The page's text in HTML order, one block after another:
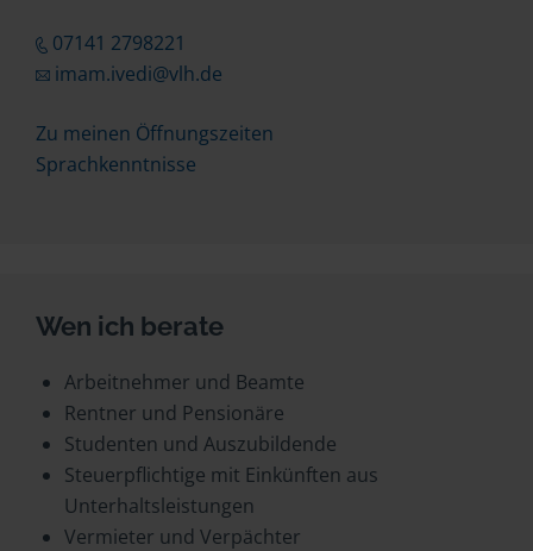
07141 2798221
imam.ivedi@vlh.de
Zu meinen Öffnungszeiten
Sprachkenntnisse
Wen ich berate
Arbeitnehmer und Beamte
Rentner und Pensionäre
Studenten und Auszubildende
Steuerpflichtige mit Einkünften aus
Unterhaltsleistungen
Vermieter und Verpächter